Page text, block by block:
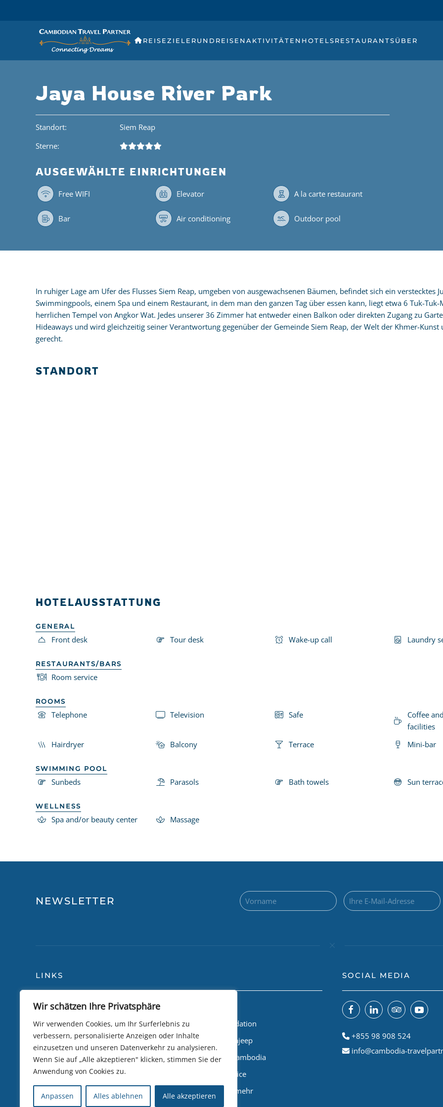
Wir schätzen Ihre Privatsphäre
Wir verwenden Cookies, um Ihr Surferlebnis zu
verbessern, personalisierte Anzeigen oder Inhalte
einzusetzen und unseren Datenverkehr zu analysieren.
Wenn Sie auf „Alle akzeptieren" klicken, stimmen Sie der
Anwendung von Cookies zu.
Anpassen Alles ablehnen Alle akzeptieren
REISEZIELE RUNDREISENAKTIVITÄTEN HOTELSRESTAURANTSÜBER
Jaya House River Park
Standort:
Siem Reap
Sterne:
AUSGEWÄHLTE EINRICHTUNGEN
Free WIFI Elevator A la carte restaurant
Bar Air conditioning Outdoor pool
In ruhiger Lage am Ufer des Flusses Siem Reap, umgeben von ausgewachsenen Bäumen, befindet sich ein
Swimmingpools, einem Spa und einem Restaurant, in dem man den ganzen Tag über essen kann, liegt etwa 6 Tuk-
herrlichen Tempel von Angkor Wat. Jedes unserer 36 Zimmer hat entweder einen Balkon oder direkten Zugang zu
Hideaways und wird gleichzeitig seiner Verantwortung gegenüber der Gemeinde Siem Reap, der Welt der Khmer-
gerecht.
STANDORT
HOTELAUSSTATTUNG
GENERAL
Front desk Tour desk Wake-up call Laundry
RESTAURANTS/BARS
Room service
ROOMS
Telephone Television Safe
Coffee
facilities
Hairdryer
Balcony Terrace Mini-bar
SWIMMING POOL
Sunbeds Parasols Bath towels Sun
WELLNESS
Spa and/or beauty center Massage
NEWSLETTER
LINKS
Blog
Reiseversicherung
Allgemeine Bedingungen
Datenschutzrichtlinie
Kundenbewertungen
Lily Foundation
Cambodiajeep
Triple A Cambodia
eSIM Service
Visa und mehr
SOCIAL MEDIA
+855 98 908 524
info@cambodia-